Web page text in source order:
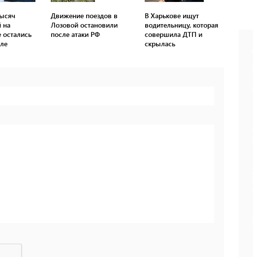
на
Движение поездов в
Лозовой остановили
после атаки РФ
В Харькове ищут
водительницу, которая
совершила ДТП и
скрылась